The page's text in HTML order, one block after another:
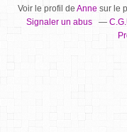
Voir le profil de Annesur le
Signaler un abus